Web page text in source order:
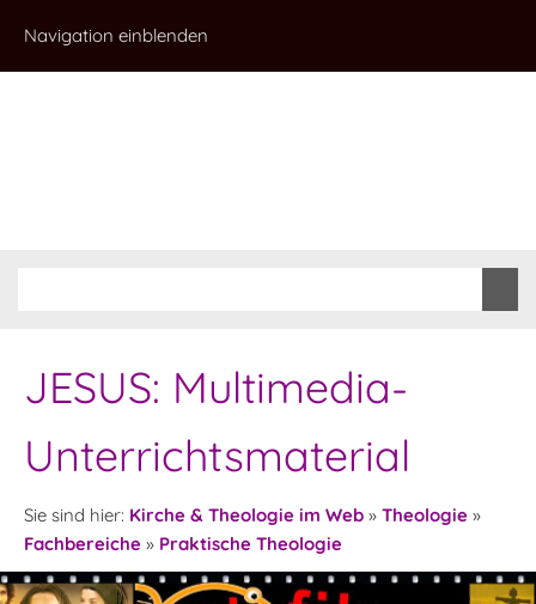
Navigation einblenden
JESUS: Multimedia-
Unterrichtsmaterial
Sie sind hier: Kirche & Theologie im Web » Theologie »
Fachbereiche » Praktische Theologie